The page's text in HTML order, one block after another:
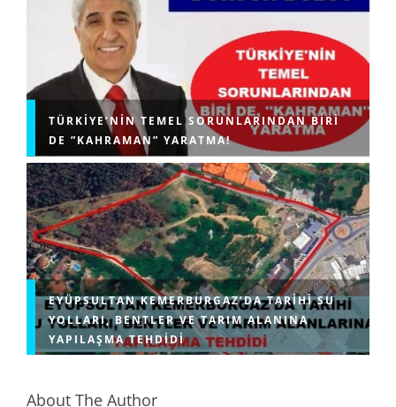
TÜRKIYE’NIN TEMEL SORUNLARINDAN BIRI
DE ”KAHRAMAN” YARATMA!
EYÜPSULTAN KEMERBURGAZ’DA TARIHI SU
YOLLARI, BENTLER VE TARIM ALANINA
YAPILAŞMA TEHDIDI
About The Author